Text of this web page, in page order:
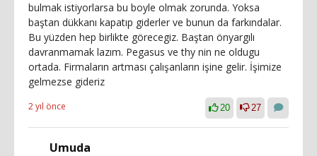
bulmak istiyorlarsa bu boyle olmak zorunda. Yoksa
baştan dükkanı kapatıp giderler ve bunun da farkındalar.
Bu yüzden hep birlikte görecegiz. Baştan önyargılı
davranmamak lazım. Pegasus ve thy nin ne oldugu
ortada. Firmaların artması çalışanların işine gelir. İşimize
gelmezse gideriz
2 yıl önce 20 27
Umuda